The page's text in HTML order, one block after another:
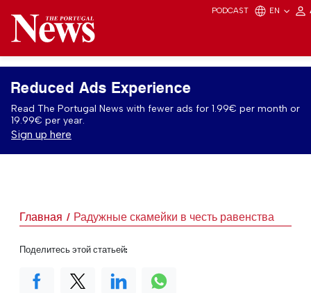
PODCAST EN
Reduced Ads Experience
Read The Portugal News with fewer ads for 1.99€ per month or
19.99€ per year.
Sign up here
Главная Радужные скамейки в честь равенства
Поделитесь этой статьей: